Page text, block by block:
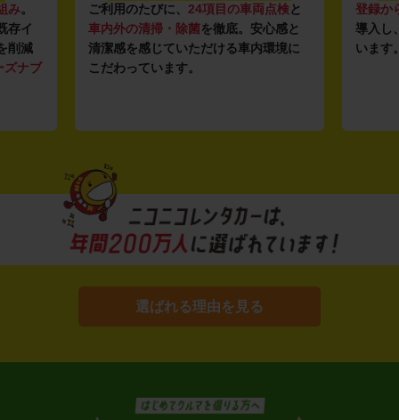
み。
存イ
削減
ズナブ
ご利用のたびに、 24項目の車両点検と
車内外の清掃・除菌を徹底。安心感と
清潔感を感じていただける車内環境に
こだわっています。
登録か
導入し
います
選ばれる理由を見る